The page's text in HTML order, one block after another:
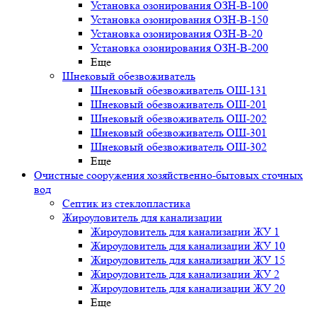
Установка озонирования ОЗН-В-100
Установка озонирования ОЗН-В-150
Установка озонирования ОЗН-В-20
Установка озонирования ОЗН-В-200
Еще
Шнековый обезвоживатель
Шнековый обезвоживатель ОШ-131
Шнековый обезвоживатель ОШ-201
Шнековый обезвоживатель ОШ-202
Шнековый обезвоживатель ОШ-301
Шнековый обезвоживатель ОШ-302
Еще
Очистные сооружения хозяйственно-бытовых сточных
вод
Септик из стеклопластика
Жироуловитель для канализации
Жироуловитель для канализации ЖУ 1
Жироуловитель для канализации ЖУ 10
Жироуловитель для канализации ЖУ 15
Жироуловитель для канализации ЖУ 2
Жироуловитель для канализации ЖУ 20
Еще